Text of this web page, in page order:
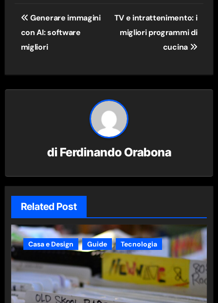
Navigazione
articoli
Generare immagini
con AI: software
migliori
TV e intrattenimento: i
migliori programmi di
cucina
di Ferdinando Orabona
Related Post
Casa e Design Guide Tecnologia